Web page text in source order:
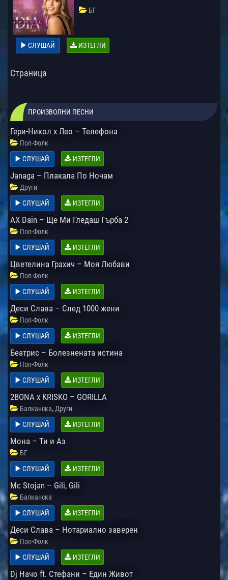
БГ
СЛУШАЙ ИЗТЕГЛИ
Страница
ПРОИЗВОЛНИ ПЕСНИ
Гери-Никол x Лео – Телефона
Поп-Фолк
СЛУШАЙ
ИЗТЕГЛИ
Janaga – Плакала По Ночам
Други
СЛУШАЙ
ИЗТЕГЛИ
AX Dain – Ще Ми Гледаш Гърба 2
Поп-Фолк
СЛУШАЙ
ИЗТЕГЛИ
Цветелина Грахич – Моя Любави
Поп-Фолк
СЛУШАЙ
ИЗТЕГЛИ
Деси Слава – След 1000 жени
Поп-Фолк
СЛУШАЙ
ИЗТЕГЛИ
Беатрис – Болезнената истина
Поп-Фолк
СЛУШАЙ
ИЗТЕГЛИ
2BONA x KRISKO – GORILLA
Балканска, Други
СЛУШАЙ
ИЗТЕГЛИ
Мона – Ти и Аз
БГ
СЛУШАЙ
ИЗТЕГЛИ
Mc Stojan – Gili, Gili
Балканска
СЛУШАЙ
ИЗТЕГЛИ
Деси Слава – Нотариално заверен
Поп-Фолк
СЛУШАЙ
ИЗТЕГЛИ
Dj Начо ft. Стефани – Един Живот